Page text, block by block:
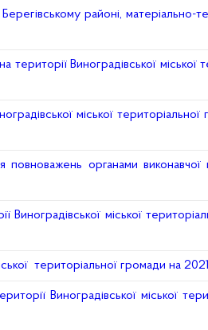
районі, матеріально-
Виноградівської міської
міської
органами виконавчої
міської
територіальної громади на
Виноградівської міської